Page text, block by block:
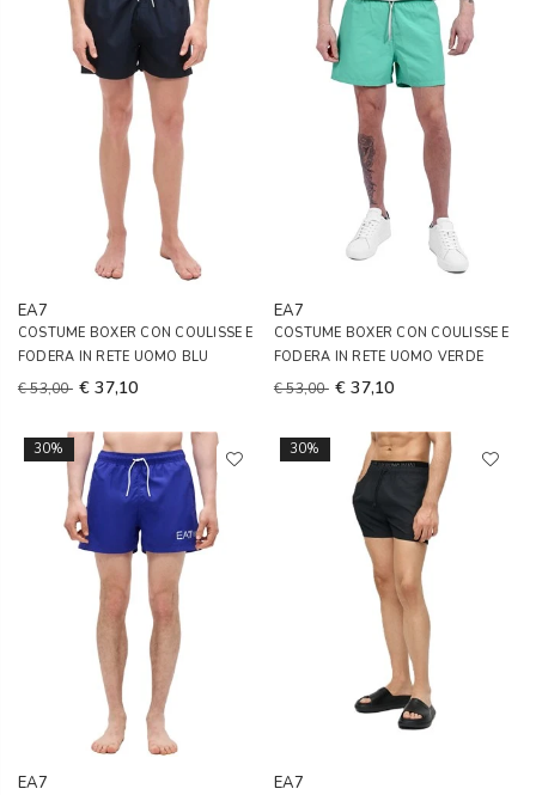
EA7
COSTUME BOXER CON COULISSE E
FODERA IN RETE UOMO BLU
€ 53,00 € 37,10
EA7
COSTUME BOXER CON COULISSE E
FODERA IN RETE UOMO VERDE
€ 53,00 € 37,10
30%
EA7
30%
EA7